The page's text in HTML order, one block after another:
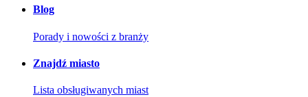
Blog
Porady i nowości z branży
Znajdź miasto
Lista obsługiwanych miast